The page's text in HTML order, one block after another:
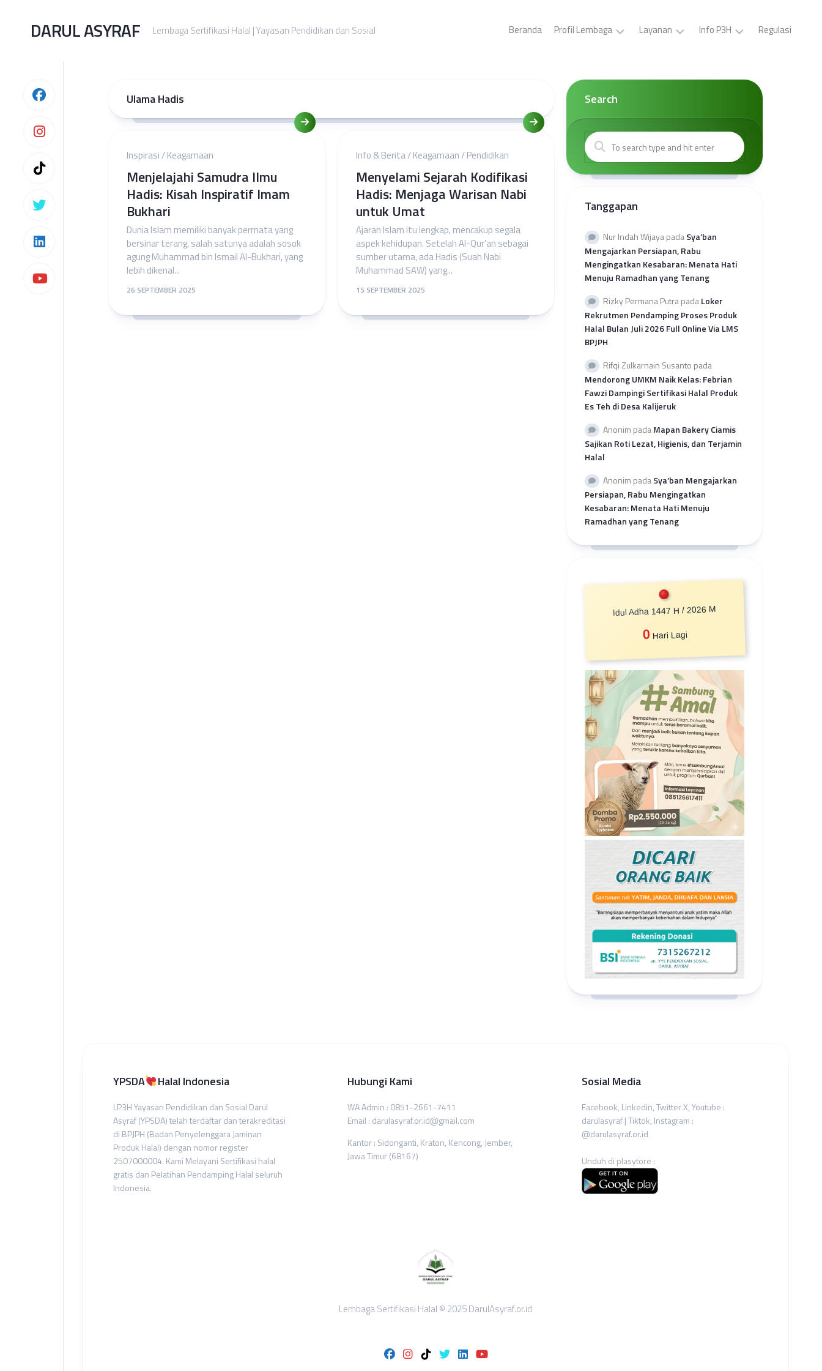
DARUL ASYRAF Lembaga Sertifikasi Halal | Yayasan Pendidikan dan Sosial Beranda Profil Lembaga
YPS
Darul
Visi
Misi
Kepengurusan
Kantor
Provinsi
Layanan
P3H
Sertifikasi
Halal
Gratis
Halal
Reguler
Info P3H
ID
Tugas,
Brosur
P3H
Surat
Kuota
2026
Rekap
Pengajuan
LP3H
Regulasi
Ulama Hadis
Inspirasi/Keagamaan
Menjelajahi Samudra Ilmu
Hadis: Kisah Inspiratif Imam
Bukhari
Dunia Islam memiliki banyak permata yang
bersinar terang, salah satunya adalah sosok
agung Muhammad bin Ismail Al-Bukhari, yang
lebih dikenal...
26 SEPTEMBER 2025
Info & Berita/Keagamaan/Pendidikan
Menyelami Sejarah Kodifikasi
Hadis: Menjaga Warisan Nabi
untuk Umat
Ajaran Islam itu lengkap, mencakup segala
aspek kehidupan. Setelah Al-Qur’an sebagai
sumber utama, ada Hadis (Suah Nabi
Muhammad SAW) yang...
15 SEPTEMBER 2025
Search
Tanggapan
Nur Indah WijayapadaSya’ban
Mengajarkan Persiapan, Rabu
Mengingatkan Kesabaran: Menata Hati
Menuju Ramadhan yang Tenang
Rizky Permana PutrapadaLoker
Rekrutmen Pendamping Proses Produk
Halal Bulan Juli 2026 Full Online Via LMS
BPJPH
Rifqi Zulkarnain Susanto pada
Mendorong UMKM Naik Kelas: Febrian
Fawzi Dampingi Sertifikasi Halal Produk
Es Teh di Desa Kalijeruk
Anonim padaMapan Bakery Ciamis
Sajikan Roti Lezat, Higienis, dan Terjamin
Halal
Anonim padaSya’ban Mengajarkan
Persiapan, Rabu Mengingatkan
Kesabaran: Menata Hati Menuju
Ramadhan yang Tenang
Idul Adha 1447 H / 2026 M
0 Hari Lagi
YPSDA Halal Indonesia
LP3H Yayasan Pendidikan dan Sosial Darul
Asyraf (YPSDA) telah terdaftar dan terakreditasi
di BPJPH (Badan Penyelenggara Jaminan
Produk Halal) dengan nomor register
2507000004. Kami Melayani Sertifikasi halal
gratis dan Pelatihan Pendamping Halal seluruh
Indonesia.
Hubungi Kami
WA Admin : 0851-2661-7411
Email : darulasyraf.or.id@gmail.com
Kantor : Sidonganti, Kraton, Kencong, Jember,
Jawa Timur (68167)
Sosial Media
Facebook, Linkedin, Twitter X, Youtube :
darulasyraf | Tiktok, Instagram :
@darulasyraf.or.id
Unduh di plasytore :
Lembaga Sertifikasi Halal © 2025 DarulAsyraf.or.id